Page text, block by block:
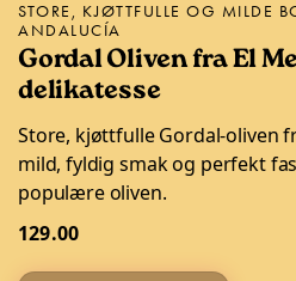
STORE, KJØTTFULLE OG MILDE
ANDALUCÍA
Gordal Oliven fra El
delikatesse
Store, kjøttfulle Gordal-oliven
mild, fyldig smak og perfekt
populære oliven.
129.00